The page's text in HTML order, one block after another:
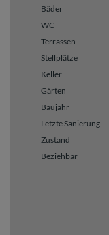
Bäder
WC
Terrassen
Stellplätze
Keller
Gärten
Baujahr
Letzte Sanierung
Zustand
Beziehbar